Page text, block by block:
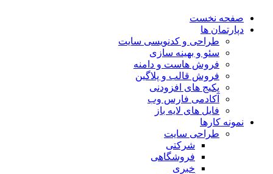
صفحه نخست
دپارتمان ها
طراحی و کدنویسی سایت
سئو و بهینه سازی
فروش هاست و دامنه
فروش قالب و پلاگین
پکیج های افزودنی
آکادمی فارس وب
فایل های لایه باز
نمونه کارها
طراحی سایت
شرکتی
فروشگاهی
خبری